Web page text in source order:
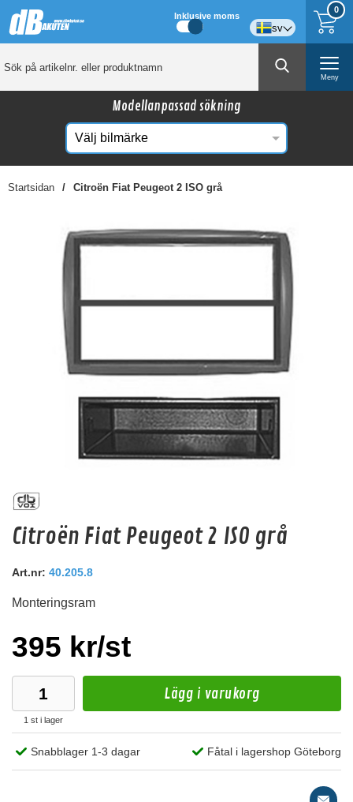
0
Inklusive moms
sv
Meny
Modellanpassad sökning
Startsidan Citroën Fiat Peugeot 2 ISO grå
Kanske någon av dessa produkter kan intressera
AA-Chrysler.02-ISO
Antennadapter till Chrystler 2001->
Snabblager 1-3 dagar
Citroën Fiat Peugeot 2 ISO grå
Art.nr: 40.205.8
Monteringsram
395 kr/st
1 st i lager
Lägg i varukorg
Snabblager 1-3 dagar Fåtal i lagershop Göteborg